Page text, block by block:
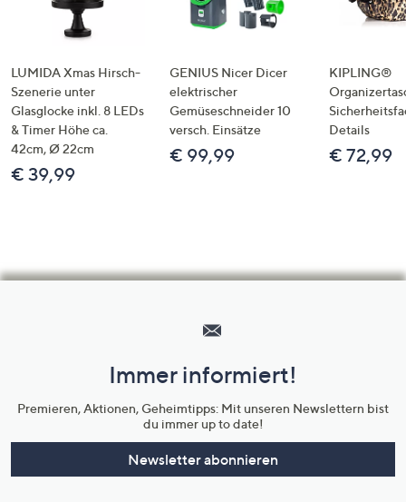
LUMIDA Xmas Hirsch-
Szenerie unter
Glasglocke inkl. 8 LEDs
& Timer Höhe ca.
42cm, Ø 22cm
€ 39,99
GENIUS Nicer Dicer
elektrischer
Gemüseschneider 10
versch. Einsätze
€ 99,99
KIPLING®
Details
€ 72,99
Unternehmensinformationen
Immer informiert!
Premieren, Aktionen, Geheimtipps: Mit unseren Newslettern bist
du immer up to date!
Newsletter abonnieren